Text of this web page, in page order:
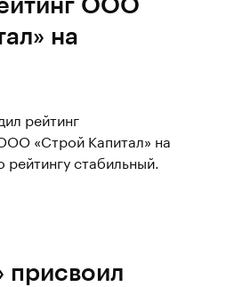
на
рейтинг
«Строй Капитал» на
стабильный.
присвоил